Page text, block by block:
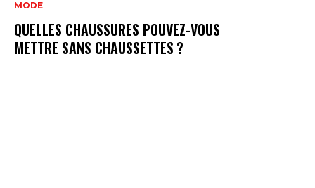
MODE
QUELLES CHAUSSURES POUVEZ-VOUS
METTRE SANS CHAUSSETTES ?